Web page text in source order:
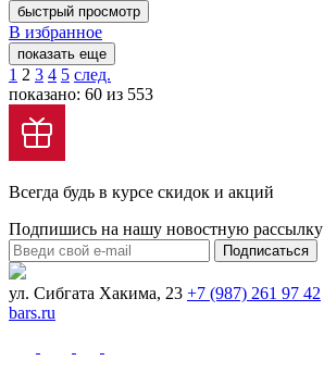
быстрый просмотр
В избранное
показать еще
1 2 3 4 5 след.
показано: 60 из 553
Всегда будь в курсе скидок и акций
Подпишись на нашу новостную рассылку
Подписаться
ул. Сибгата Хакима, 23 +7 (987) 261 97 42
bars.ru